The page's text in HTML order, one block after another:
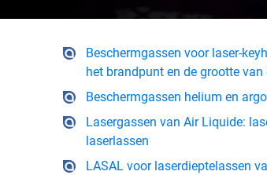
Beschermgassen voor laser-
het brandpunt en de grootte van
Beschermgassen helium en
Lasergassen van Air Liquide:
laserlassen
LASAL voor laserdieptelassen